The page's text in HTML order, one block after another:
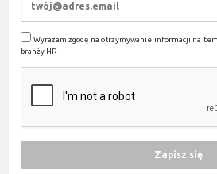
Wyrażam zgodę na otrzymywanie informacji na
branży HR